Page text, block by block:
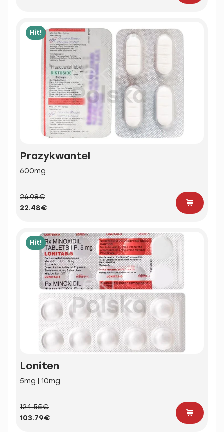
Hit!
Prazykwantel
600mg
26.98€
22.48€
Hit!
Loniten
5mg | 10mg
124.55€
103.79€